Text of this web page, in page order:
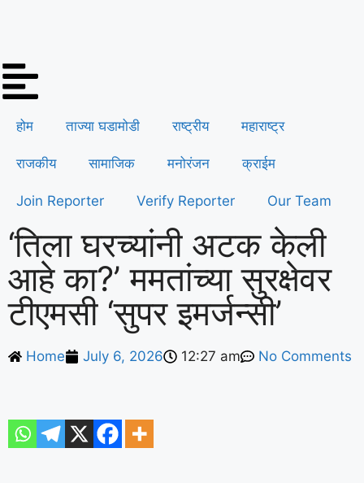
होम ताज्या घडामोडी राष्ट्रीय महाराष्ट्र
राजकीय सामाजिक मनोरंजन क्राईम
Join Reporter Verify Reporter Our Team
‘तिला घरच्यांनी अटक केली
आहे का?’ ममतांच्या सुरक्षेवर
टीएमसी ‘सुपर इमर्जन्सी’
Home July 6, 2026 12:27 am No Comments